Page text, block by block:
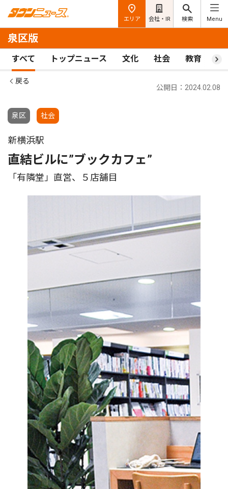
エリア 会社・IR 検索 Menu
泉区版
すべて トップニュース 文化 社会 教育 ス
戻る
泉区 社会
公開日：2024.02.08
新横浜駅
直結ビルに”ブックカフェ”
「有隣堂」直営、５店舗目